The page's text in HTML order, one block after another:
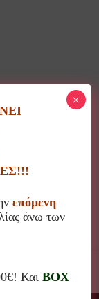
επόμενη
άνω των
ΚαιBOX
×